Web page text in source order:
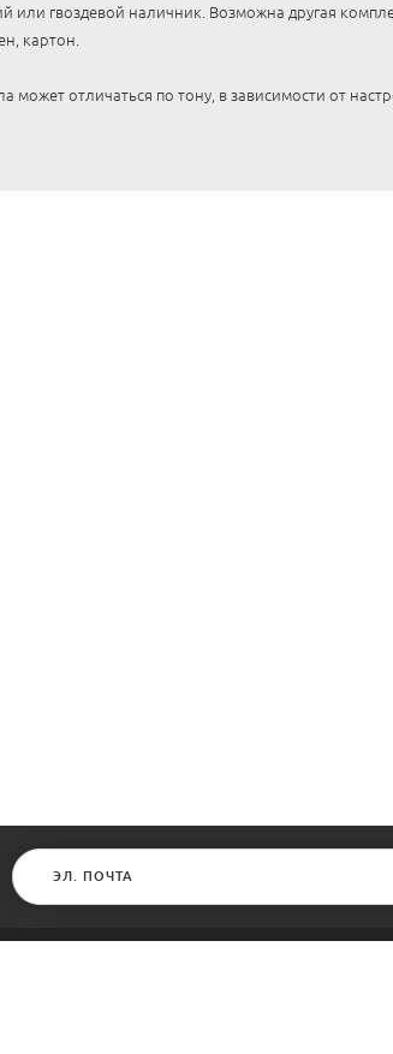
или гвоздевой наличник. Возможна другая
картон.
отличаться по тону, в зависимости от